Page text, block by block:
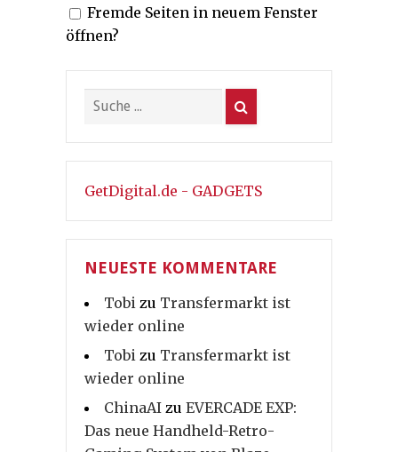
Fremde Seiten in neuem Fenster
öffnen?
GetDigital.de - GADGETS
NEUESTE KOMMENTARE
Tobi zu Transfermarkt ist
wieder online
Tobi zu Transfermarkt ist
wieder online
ChinaAI zu EVERCADE EXP:
Das neue Handheld-Retro-